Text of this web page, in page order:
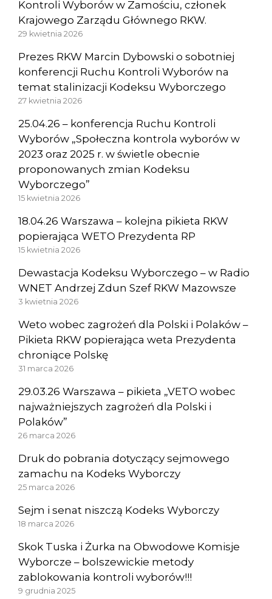
Kontroli Wyborów w Zamościu, członek
Krajowego Zarządu Głównego RKW.
29 kwietnia 2026
Prezes RKW Marcin Dybowski o sobotniej
konferencji Ruchu Kontroli Wyborów na
temat stalinizacji Kodeksu Wyborczego
27 kwietnia 2026
25.04.26 – konferencja Ruchu Kontroli
Wyborów „Społeczna kontrola wyborów w
2023 oraz 2025 r. w świetle obecnie
proponowanych zmian Kodeksu
Wyborczego”
15 kwietnia 2026
18.04.26 Warszawa – kolejna pikieta RKW
popierająca WETO Prezydenta RP
15 kwietnia 2026
Dewastacja Kodeksu Wyborczego – w Radio
WNET Andrzej Zdun Szef RKW Mazowsze
3 kwietnia 2026
Weto wobec zagrożeń dla Polski i Polaków –
Pikieta RKW popierająca weta Prezydenta
chroniące Polskę
31 marca 2026
29.03.26 Warszawa – pikieta „VETO wobec
najważniejszych zagrożeń dla Polski i
Polaków”
26 marca 2026
Druk do pobrania dotyczący sejmowego
zamachu na Kodeks Wyborczy
25 marca 2026
Sejm i senat niszczą Kodeks Wyborczy
18 marca 2026
Skok Tuska i Żurka na Obwodowe Komisje
Wyborcze – bolszewickie metody
zablokowania kontroli wyborów!!!
9 grudnia 2025